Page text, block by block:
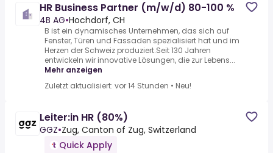
HR Business Partner (m/w/d) 80-100 %
4B AG•Hochdorf, CH
B ist ein dynamisches Unternehmen, das sich auf
Fenster, Türen und Fassaden spezialisiert hat und im
Herzen der Schweiz produziert.Seit 130 Jahren
entwickeln wir innovative Lösungen, die zur Lebens...
Mehr anzeigen
Zuletzt aktualisiert: vor 14 Stunden • Neu!
Leiter:in HR (80%)
GGZ•Zug, Canton of Zug, Switzerland
Quick Apply